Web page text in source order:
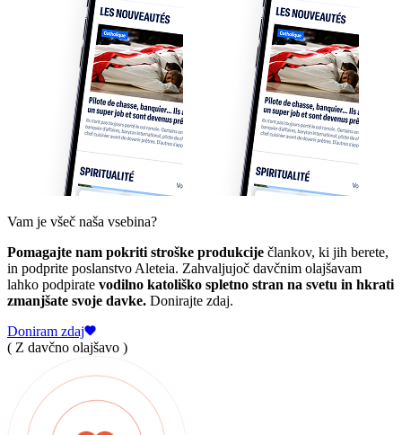
Vam je všeč naša vsebina?
Pomagajte nam pokriti stroške produkcije člankov, ki jih berete,
in podprite poslanstvo Aleteia. Zahvaljujoč davčnim olajšavam
lahko podpirate vodilno katoliško spletno stran na svetu in hkrati
zmanjšate svoje davke. Donirajte zdaj.
Doniram zdaj
( Z davčno olajšavo )